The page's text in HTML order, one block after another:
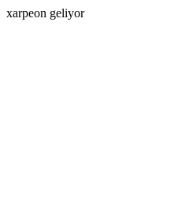
xarpeon geliyor